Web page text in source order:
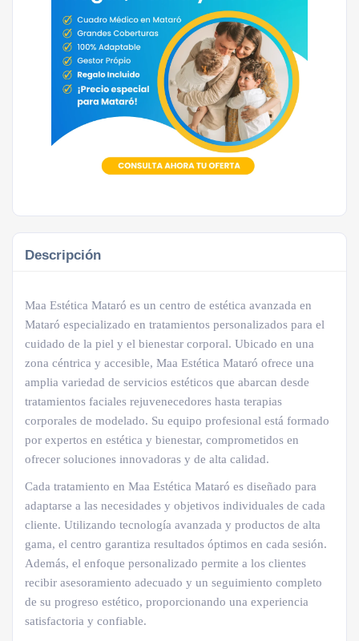
Descripción
Maa Estética Mataró es un centro de estética avanzada en
Mataró especializado en tratamientos personalizados para el
cuidado de la piel y el bienestar corporal. Ubicado en una
zona céntrica y accesible, Maa Estética Mataró ofrece una
amplia variedad de servicios estéticos que abarcan desde
tratamientos faciales rejuvenecedores hasta terapias
corporales de modelado. Su equipo profesional está formado
por expertos en estética y bienestar, comprometidos en
ofrecer soluciones innovadoras y de alta calidad.
Cada tratamiento en Maa Estética Mataró es diseñado para
adaptarse a las necesidades y objetivos individuales de cada
cliente. Utilizando tecnología avanzada y productos de alta
gama, el centro garantiza resultados óptimos en cada sesión.
Además, el enfoque personalizado permite a los clientes
recibir asesoramiento adecuado y un seguimiento completo
de su progreso estético, proporcionando una experiencia
satisfactoria y confiable.